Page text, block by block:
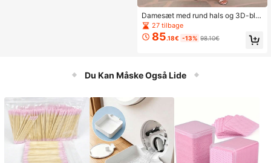
Damesæt med rund hals og 3D-blo
msterdekoration i top og nederdel,
moderigtigt date-outfit
27 tilbage
85.18€ -13% 98.10€
Du Kan Måske Også Lide